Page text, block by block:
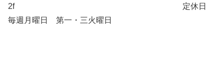
2f 定休日
毎週月曜日 第一・三火曜日